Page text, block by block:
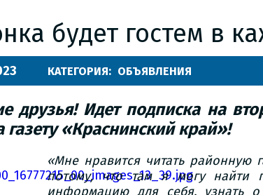
будет гостем в
КАТЕГОРИЯ: ОБЪЯВЛЕНИЯ
друзья! Идет подписка на
газету «Краснинский край»!
«Мне нравится читать районную
потому, что там я могу найти
информацию для себя, узнать